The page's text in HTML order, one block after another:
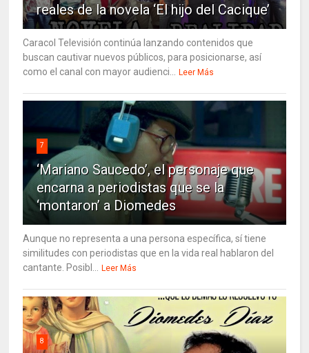
reales de la novela ‘El hijo del Cacique’
Caracol Televisión continúa lanzando contenidos que
buscan cautivar nuevos públicos, para posicionarse, así
como el canal con mayor audienci...
Leer Más
7
‘Mariano Saucedo’, el personaje que
encarna a periodistas que se la
‘montaron’ a Diomedes
Aunque no representa a una persona específica, sí tiene
similitudes con periodistas que en la vida real hablaron del
cantante. Posibl...
Leer Más
8